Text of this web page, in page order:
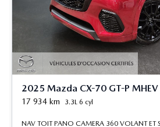
2025 Mazda CX-70 GT-P MHEV
17 934 km 3.3L 6 cyl
NAV TOIT PANO CAMERA 360 VOLANT ET